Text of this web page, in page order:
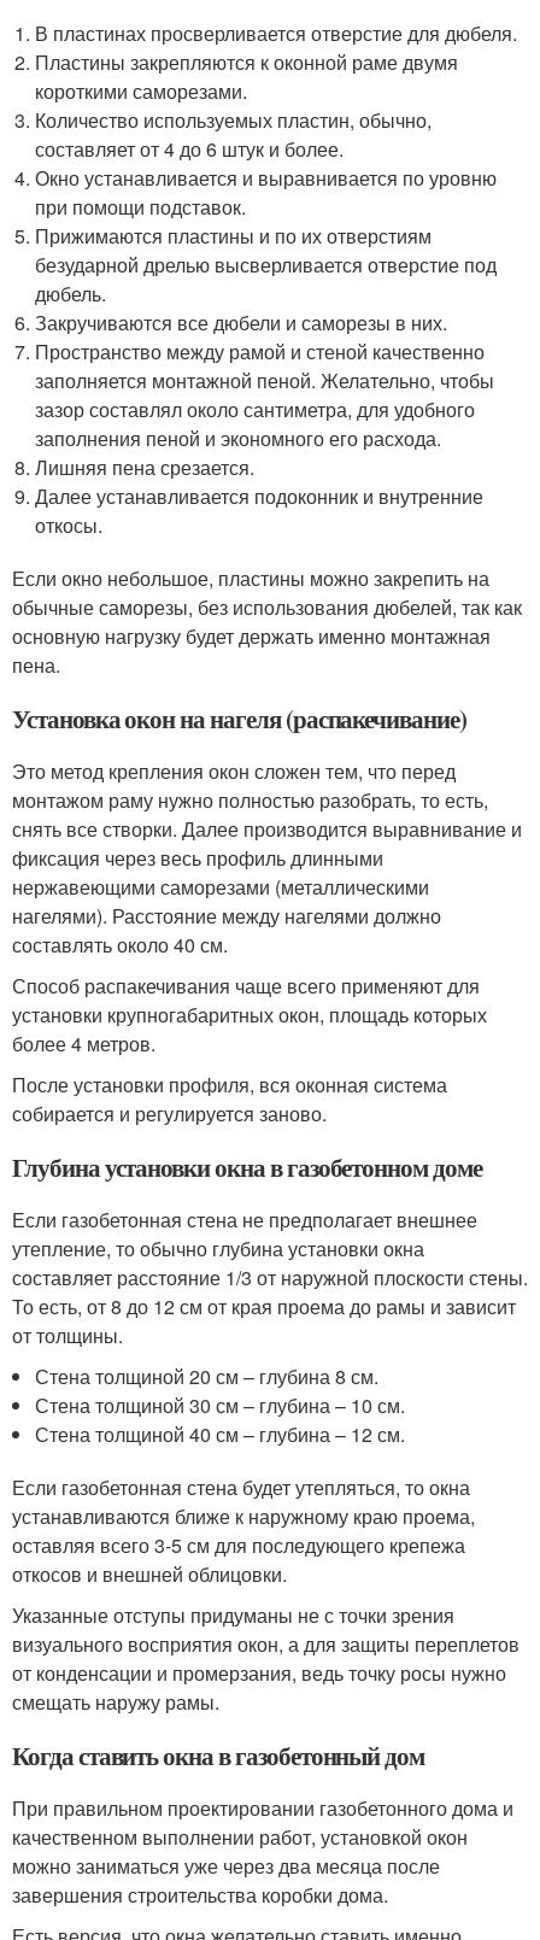
В пластинах просверливается отверстие для дюбеля.
Пластины закрепляются к оконной раме двумя
короткими саморезами.
Количество используемых пластин, обычно,
составляет от 4 до 6 штук и более.
Окно устанавливается и выравнивается по уровню
при помощи подставок.
Прижимаются пластины и по их отверстиям
безударной дрелью высверливается отверстие под
дюбель.
Закручиваются все дюбели и саморезы в них.
Пространство между рамой и стеной качественно
заполняется монтажной пеной. Желательно, чтобы
зазор составлял около сантиметра, для удобного
заполнения пеной и экономного его расхода.
Лишняя пена срезается.
Далее устанавливается подоконник и внутренние
откосы.
Если окно небольшое, пластины можно закрепить на
обычные саморезы, без использования дюбелей, так как
основную нагрузку будет держать именно монтажная
пена.
Установка окон на нагеля (распакечивание)
Это метод крепления окон сложен тем, что перед
монтажом раму нужно полностью разобрать, то есть,
снять все створки. Далее производится выравнивание и
фиксация через весь профиль длинными
нержавеющими саморезами (металлическими
нагелями). Расстояние между нагелями должно
составлять около 40 см.
Способ распакечивания чаще всего применяют для
установки крупногабаритных окон, площадь которых
более 4 метров.
После установки профиля, вся оконная система
собирается и регулируется заново.
Глубина установки окна в газобетонном доме
Если газобетонная стена не предполагает внешнее
утепление, то обычно глубина установки окна
составляет расстояние 1/3 от наружной плоскости стены.
То есть, от 8 до 12 см от края проема до рамы и зависит
от толщины.
Стена толщиной 20 см – глубина 8 см.
Стена толщиной 30 см – глубина – 10 см.
Стена толщиной 40 см – глубина – 12 см.
Если газобетонная стена будет утепляться, то окна
устанавливаются ближе к наружному краю проема,
оставляя всего 3-5 см для последующего крепежа
откосов и внешней облицовки.
Указанные отступы придуманы не с точки зрения
визуального восприятия окон, а для защиты переплетов
от конденсации и промерзания, ведь точку росы нужно
смещать наружу рамы.
Когда ставить окна в газобетонный дом
При правильном проектировании газобетонного дома и
качественном выполнении работ, установкой окон
можно заниматься уже через два месяца после
завершения строительства коробки дома.